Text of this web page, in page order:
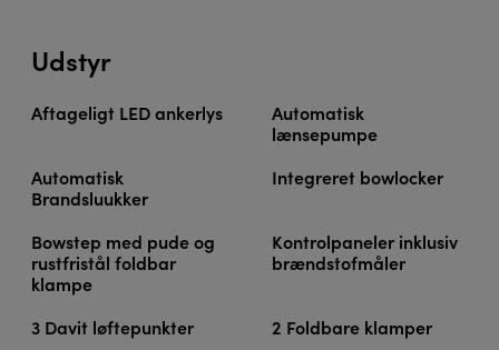
Udstyr
Aftageligt LED ankerlys
Automatisk
lænsepumpe
Automatisk
Brandsluukker
Integreret bowlocker
Bowstep med pude og
rustfristål foldbar
klampe
Kontrolpaneler inklusiv
brændstofmåler
3 Davit løftepunkter
2 Foldbare klamper